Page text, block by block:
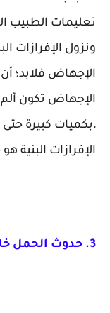
تعليمات الطبيب
ونزول الإفرازات
الإجهاض فلابد؛
الإجهاض تكون
،بكميات كبيرة
الإفرازات
3. حدوث الحمل خارج نطاق الرحم: